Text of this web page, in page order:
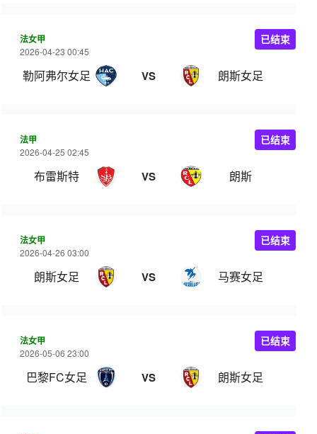
法女甲
2026-04-23 00:45
勒阿弗尔女足 VS 朗斯女足
已结束
法甲
2026-04-25 02:45
布雷斯特 VS 朗斯
已结束
法女甲
2026-04-26 03:00
朗斯女足 VS 马赛女足
已结束
法女甲
2026-05-06 23:00
巴黎FC女足 VS 朗斯女足
已结束